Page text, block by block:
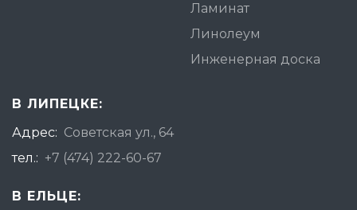
Ламинат
Линолеум
Инженерная доска
В ЛИПЕЦКЕ:
Адрес: Советская ул., 64
тел.: +7 (474) 222-60-67
В ЕЛЬЦЕ: